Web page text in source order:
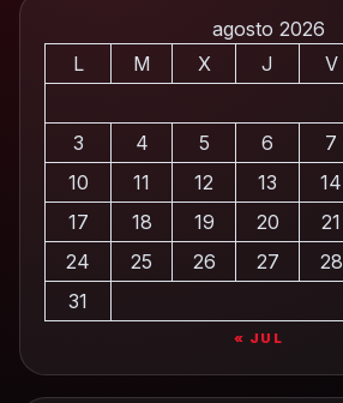
agosto 2026
L
M X J V
3
4 5 6 7
10
11 12 13 14
17
18 19 20 21
24
25 26 27 28
31
« JUL